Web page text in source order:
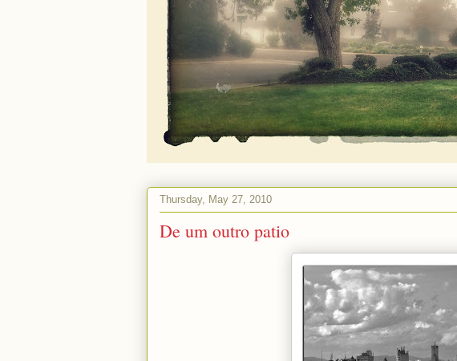
Thursday, May 27, 2010
De um outro patio